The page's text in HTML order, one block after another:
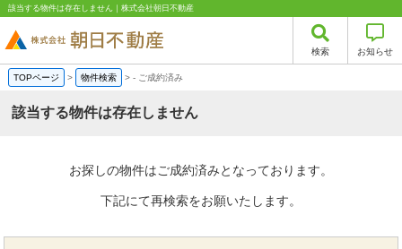
該当する物件は存在しません｜株式会社朝日不動産
検索 お知らせ
TOPページ > 物件検索 >- ご成約済み
該当する物件は存在しません
お探しの物件はご成約済みとなっております。
下記にて再検索をお願いたします。